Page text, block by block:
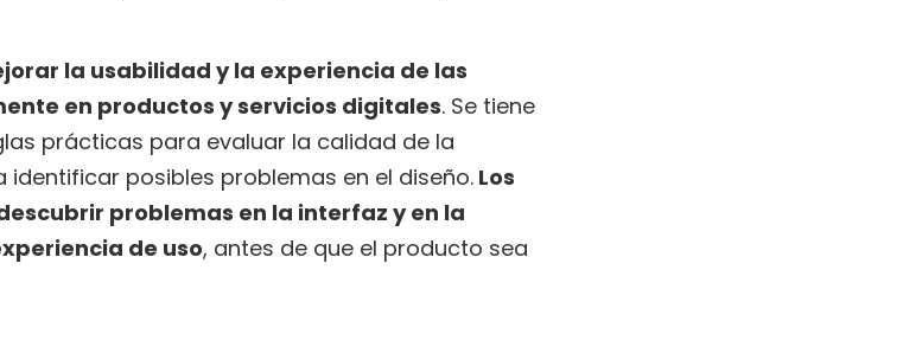
la usabilidad y la experiencia de las
en productos y servicios digitales. Se tiene
prácticas para evaluar la calidad de la
identificar posibles problemas en el diseño. Los
problemas en la interfaz y en la
de uso, antes de que el producto sea